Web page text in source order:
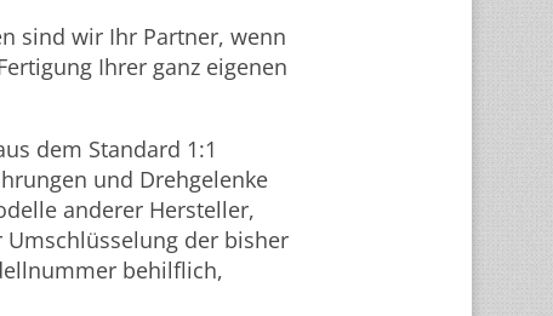
sind wir Ihr Partner, wenn
Ihrer ganz eigenen
dem Standard 1:1
und Drehgelenke
anderer Hersteller,
der bisher
behilflich,